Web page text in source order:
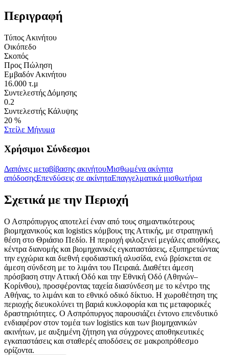
Περιγραφή
Τύπος Ακινήτου
Οικόπεδο
Σκοπός
Προς Πώληση
Εμβαδόν Ακινήτου
16.000 τ.μ
Συντελεστής Δόμησης
0.2
Συντελεστής Κάλυψης
20 %
Στείλε Μήνυμα
Χρήσιμοι Σύνδεσμοι
Δαπάνες μεταβίβασης ακινήτουΜισθωμένα ακίνητα
απόδοσηςΕπενδύσεις σε ακίνηταΕπαγγελματικά μισθωτήρια
Σχετικά με την Περιοχή
Ο Ασπρόπυργος αποτελεί έναν από τους σημαντικότερους
βιομηχανικούς και logistics κόμβους της Αττικής, με στρατηγική
θέση στο Θριάσιο Πεδίο. Η περιοχή φιλοξενεί μεγάλες αποθήκες,
κέντρα διανομής και βιομηχανικές εγκαταστάσεις, εξυπηρετώντας
την εγχώρια και διεθνή εφοδιαστική αλυσίδα, ενώ βρίσκεται σε
άμεση σύνδεση με το λιμάνι του Πειραιά. Διαθέτει άμεση
πρόσβαση στην Αττική Οδό και την Εθνική Οδό (Αθηνών–
Κορίνθου), προσφέροντας ταχεία διασύνδεση με το κέντρο της
Αθήνας, το λιμάνι και το εθνικό οδικό δίκτυο. Η χωροθέτηση της
περιοχής διευκολύνει τη βαριά κυκλοφορία και τις μεταφορικές
δραστηριότητες. Ο Ασπρόπυργος παρουσιάζει έντονο επενδυτικό
ενδιαφέρον στον τομέα των logistics και των βιομηχανικών
ακινήτων, με αυξημένη ζήτηση για σύγχρονες αποθηκευτικές
εγκαταστάσεις και σταθερές αποδόσεις σε μακροπρόθεσμο
ορίζοντα.